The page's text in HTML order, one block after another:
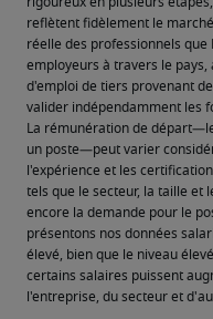
reflètent fidèlement le
réelle des professionnels que
employeurs à travers le pays,
d'emploi de tiers provenant
valider indépendamment les
La rémunération de
un poste—peut varier
l'expérience et les
tels que le secteur, la taille et
encore la demande pour le
présentons nos données
élevé, bien que le niveau
certains salaires puissent
l'entreprise, du secteur et